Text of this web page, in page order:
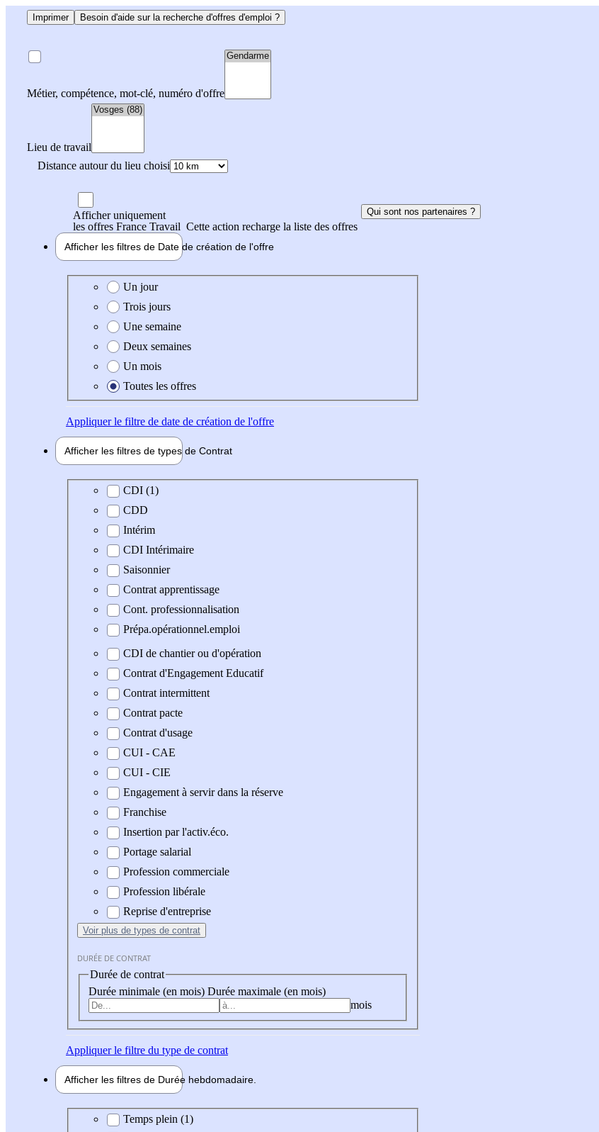
Imprimer Besoin d'aide sur la recherche d'offres d'emploi ?
Métier, compétence, mot-clé, numéro d'offre
Lieu de travail
Distance autour du lieu choisi
Afficher uniquement
les offres France Travail Cette action recharge la liste des offres
Qui sont nos partenaires ?
Afficher les filtres de Date de création de l'offre
Date de création de l'offre
Un jour
Trois jours
Une semaine
Deux semaines
Un mois
Toutes les offres
Appliquerle filtre de date de création de l'offre
Afficher les filtres de types de Contrat
Type de contrat
CDI (1)
CDD
Intérim
CDI Intérimaire
Saisonnier
Contrat apprentissage
Cont. professionnalisation
Prépa.opérationnel.emploi
CDI de chantier ou d'opération
Contrat d'Engagement Educatif
Contrat intermittent
Contrat pacte
Contrat d'usage
CUI - CAE
CUI - CIE
Engagement à servir dans la réserve
Franchise
Insertion par l'activ.éco.
Portage salarial
Profession commerciale
Profession libérale
Reprise d'entreprise
Voir plus de types de contrat
DURÉE DE CONTRAT
Durée de contrat
Durée minimale (en mois) Durée maximale (en mois)
mois
Appliquerle filtre du type de contrat
Afficher les filtres de Durée hebdomadaire
Durée hebdomadaire
Temps plein (1)